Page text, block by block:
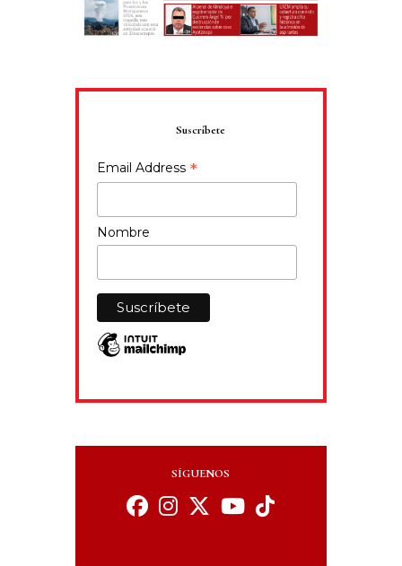
Suscríbete
Email Address *
Nombre
SÍGUENOS